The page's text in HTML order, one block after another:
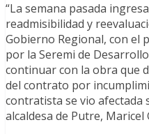
“La semana pasada
readmisibilidad y
Gobierno Regional, con el
por la Seremi de
continuar con la obra que
del contrato por
contratista se vio afectada
alcaldesa de Putre,